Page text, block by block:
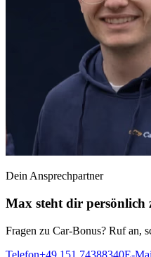
Dein Ansprechpartner
Max steht dir persönlich
Fragen zu Car-Bonus? Ruf an,
Telefon+49 151 74388340E-